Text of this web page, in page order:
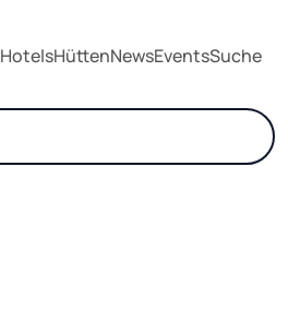
HotelsHüttenNewsEventsSuche